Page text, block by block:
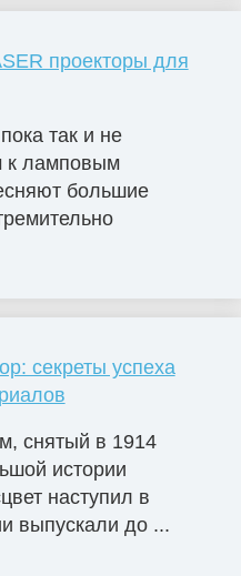
проекторы для
так и не
к ламповым
большие
секреты успеха
снятый в 1914
истории
наступил в
выпускали до ...